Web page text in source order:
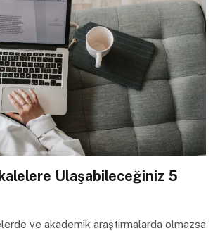
Ulaşabileceğiniz 5
ve akademik araştırmalarda olmazsa